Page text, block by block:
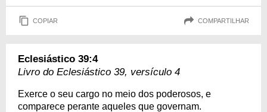
COPIAR COMPARTILHAR
Eclesiástico 39:4
Livro do Eclesiástico 39, versículo 4
Exerce o seu cargo no meio dos poderosos, e
comparece perante aqueles que governam.